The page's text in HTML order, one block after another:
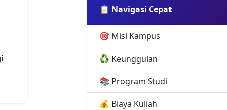
📋 Navigasi Cepat
🎯 Misi Kampus
♻️ Keunggulan
📚 Program Studi
💰 Biaya Kuliah